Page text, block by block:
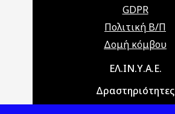
GDPR
Πολιτική Β/Π
Δομή κόμβου
Main navigationΕΛ.ΙΝ.Υ.Α.Ε.
Δραστηριότητες